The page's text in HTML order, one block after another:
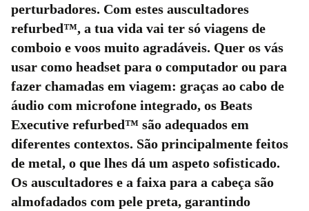
perturbadores. Com estes auscultadores
refurbed™, a tua vida vai ter só viagens de
comboio e voos muito agradáveis. Quer os vás
usar como headset para o computador ou para
fazer chamadas em viagem: graças ao cabo de
áudio com microfone integrado, os Beats
Executive refurbed™ são adequados em
diferentes contextos. São principalmente feitos
de metal, o que lhes dá um aspeto sofisticado.
Os auscultadores e a faixa para a cabeça são
almofadados com pele preta, garantindo